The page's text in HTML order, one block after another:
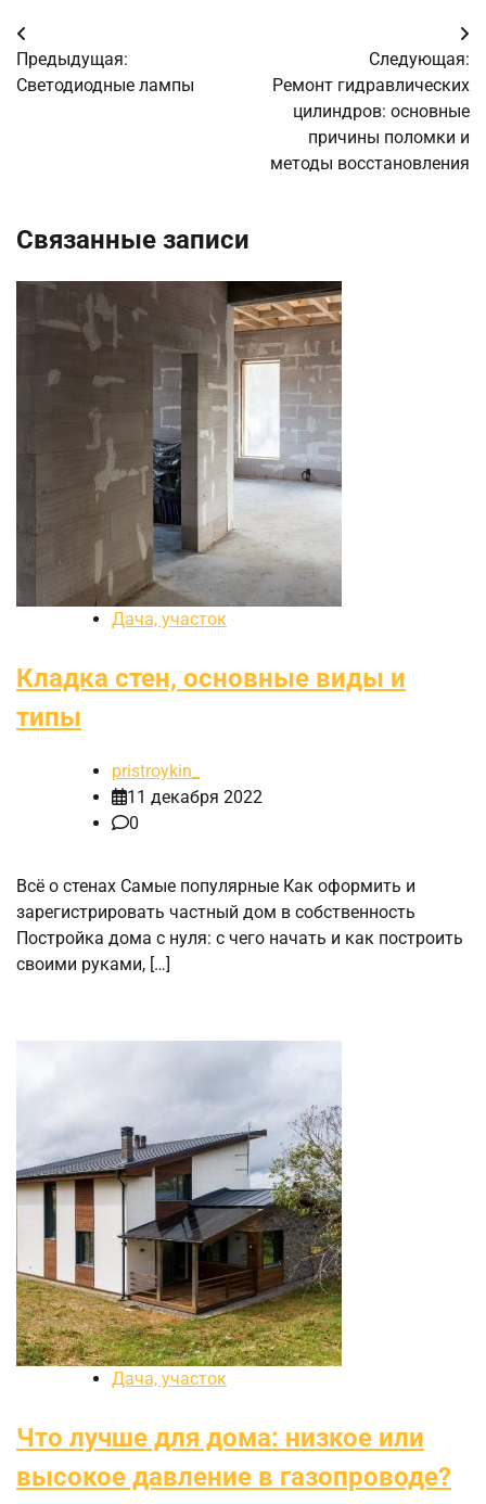
Навигация
по
Предыдущая:
Светодиодные лампы
Следующая:
Ремонт гидравлических
цилиндров: основные
причины поломки и
методы восстановления
Связанные записи
Дача, участок
Кладка стен, основные виды и
типы
pristroykin_
11 декабря 2022
0
Всё о стенах Самые популярные Как оформить и
зарегистрировать частный дом в собственность
Постройка дома с нуля: с чего начать и как построить
своими руками, […]
Дача, участок
Что лучше для дома: низкое или
высокое давление в газопроводе?